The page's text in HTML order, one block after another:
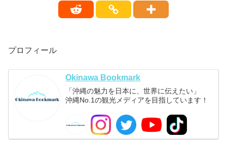
プロフィール
Okinawa Bookmark
「沖縄の魅力を日本に、世界に伝えたい」
沖縄No.1の観光メディアを目指しています！